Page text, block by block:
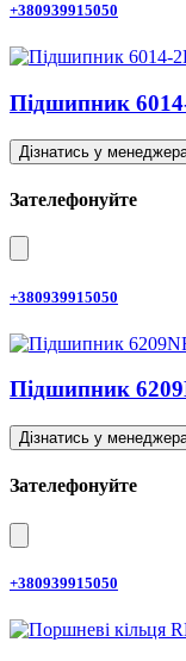
+380939915050
Підшипник
Дізнатись у
Зателефонуйте
+380939915050
Підшипник
Дізнатись у
Зателефонуйте
+380939915050